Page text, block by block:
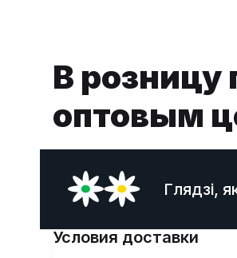
В розницу
оптовым
Глядзi,
Условия доставки